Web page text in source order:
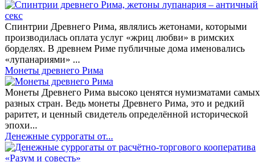
Спинтрии Древнего Рима, являлись жетонами, которыми
производилась оплата услуг «жриц любви» в римских
борделях. В древнем Риме публичные дома именовались
«лупанариями» ...
Монеты древнего Рима
Монеты Древнего Рима высоко ценятся нумизматами самых
разных стран. Ведь монеты Древнего Рима, это и редкий
раритет, и ценный свидетель определённой исторической
эпохи...
Денежные суррогаты от...